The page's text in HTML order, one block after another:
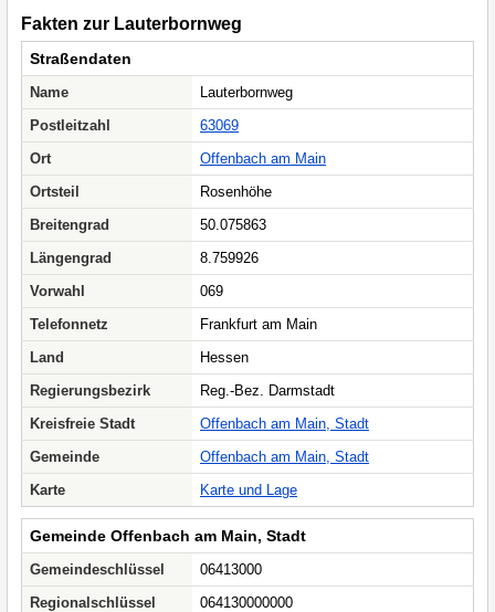
Fakten zur Lauterbornweg
Straßendaten
Name
Lauterbornweg
Postleitzahl
63069
Ort
Offenbach am Main
Ortsteil
Rosenhöhe
Breitengrad
50.075863
Längengrad
8.759926
Vorwahl
069
Telefonnetz
Frankfurt am Main
Land
Hessen
Regierungsbezirk
Reg.-Bez. Darmstadt
Kreisfreie Stadt
Offenbach am Main, Stadt
Gemeinde
Offenbach am Main, Stadt
Karte
Karte und Lage
Gemeinde Offenbach am Main, Stadt
Gemeindeschlüssel
06413000
Regionalschlüssel
064130000000